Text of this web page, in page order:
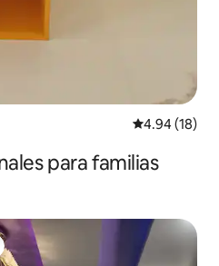
Calificación
4.94 (18)
para familias